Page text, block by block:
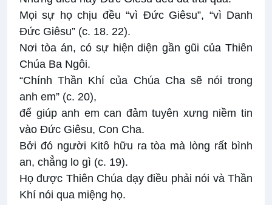
Mọi sự họ chịu đều “vì Đức Giêsu”, “vì Danh
Đức Giêsu” (c. 18. 22).
Nơi tòa án, có sự hiện diện gần gũi của Thiên
Chúa Ba Ngôi.
“Chính Thần Khí của Chúa Cha sẽ nói trong
anh em” (c. 20),
để giúp anh em can đảm tuyên xưng niềm tin
vào Đức Giêsu, Con Cha.
Bởi đó người Kitô hữu ra tòa mà lòng rất bình
an, chẳng lo gì (c. 19).
Họ được Thiên Chúa dạy điều phải nói và Thần
Khí nói qua miệng họ.